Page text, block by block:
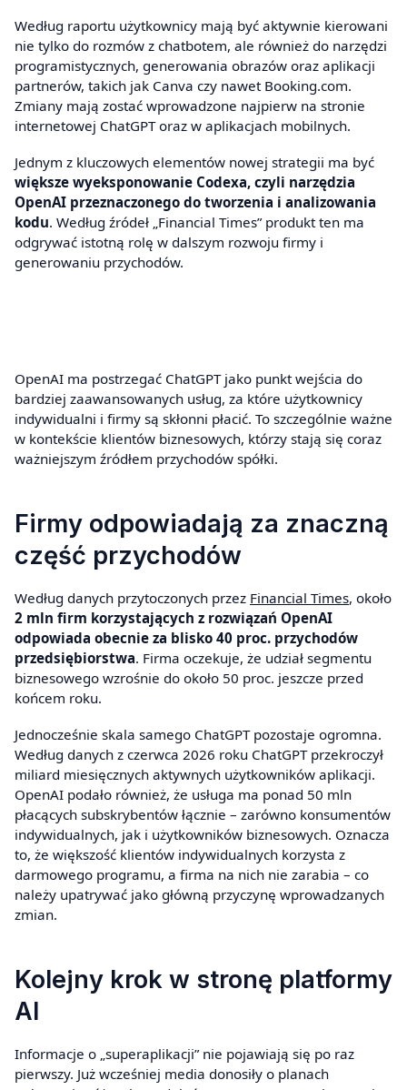
Według raportu użytkownicy mają być aktywnie kierowani
nie tylko do rozmów z chatbotem, ale również do narzędzi
programistycznych, generowania obrazów oraz aplikacji
partnerów, takich jak Canva czy nawet Booking.com.
Zmiany mają zostać wprowadzone najpierw na stronie
internetowej ChatGPT oraz w aplikacjach mobilnych.
Jednym z kluczowych elementów nowej strategii ma być
większe wyeksponowanie Codexa, czyli narzędzia
OpenAI przeznaczonego do tworzenia i analizowania
kodu. Według źródeł „Financial Times” produkt ten ma
odgrywać istotną rolę w dalszym rozwoju firmy i
generowaniu przychodów.
OpenAI ma postrzegać ChatGPT jako punkt wejścia do
bardziej zaawansowanych usług, za które użytkownicy
indywidualni i firmy są skłonni płacić. To szczególnie ważne
w kontekście klientów biznesowych, którzy stają się coraz
ważniejszym źródłem przychodów spółki.
Firmy odpowiadają za znaczną
część przychodów
Według danych przytoczonych przez Financial Times, około
2 mln firm korzystających z rozwiązań OpenAI
odpowiada obecnie za blisko 40 proc. przychodów
przedsiębiorstwa. Firma oczekuje, że udział segmentu
biznesowego wzrośnie do około 50 proc. jeszcze przed
końcem roku.
Jednocześnie skala samego ChatGPT pozostaje ogromna.
Według danych z czerwca 2026 roku ChatGPT przekroczył
miliard miesięcznych aktywnych użytkowników aplikacji.
OpenAI podało również, że usługa ma ponad 50 mln
płacących subskrybentów łącznie – zarówno konsumentów
indywidualnych, jak i użytkowników biznesowych. Oznacza
to, że większość klientów indywidualnych korzysta z
darmowego programu, a firma na nich nie zarabia – co
należy upatrywać jako główną przyczynę wprowadzanych
zmian.
Kolejny krok w stronę platformy
AI
Informacje o „superaplikacji” nie pojawiają się po raz
pierwszy. Już wcześniej media donosiły o planach